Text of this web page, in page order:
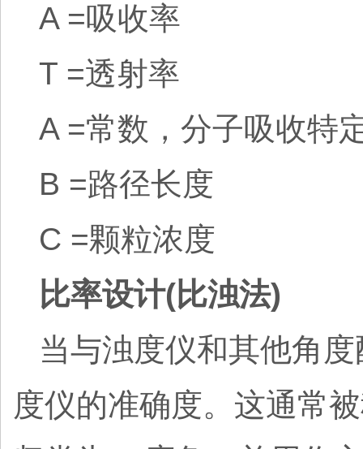
A =吸收率
T =透射率
A =常数，分子吸收特
B =路径长度
C =颗粒浓度
比率设计(比浊法)
当与浊度仪和其他角
度仪的准确度。这通常